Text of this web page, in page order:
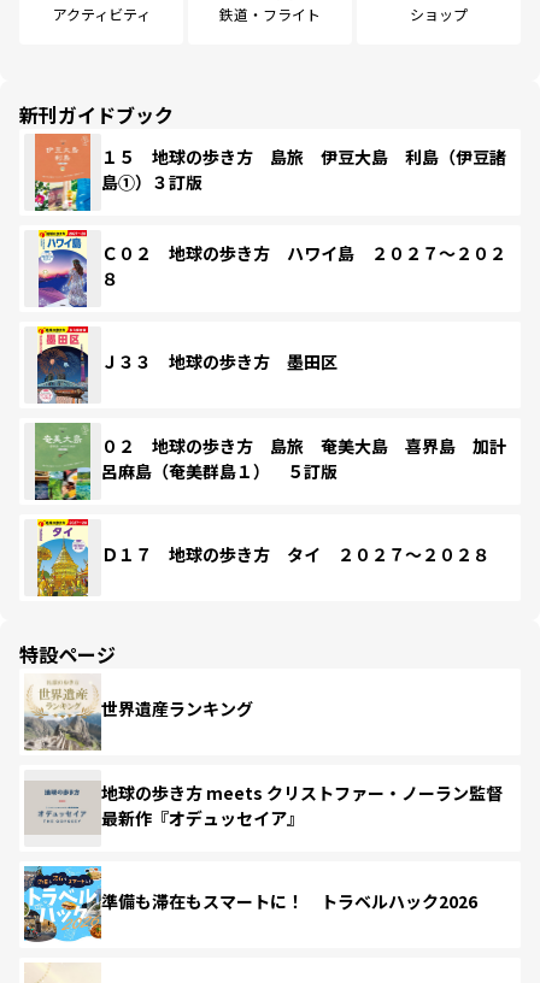
アクティビティ 鉄道・フライト ショップ
新刊ガイドブック
１５ 地球の歩き方 島旅 伊豆大島 利島（伊豆諸
島①）３訂版
Ｃ０２ 地球の歩き方 ハワイ島 ２０２７～２０２
８
Ｊ３３ 地球の歩き方 墨田区
０２ 地球の歩き方 島旅 奄美大島 喜界島 加計
呂麻島（奄美群島１） ５訂版
Ｄ１７ 地球の歩き方 タイ ２０２７～２０２８
特設ページ
世界遺産ランキング
地球の歩き方 meets クリストファー・ノーラン監督
最新作『オデュッセイア』
準備も滞在もスマートに！ トラベルハック2026